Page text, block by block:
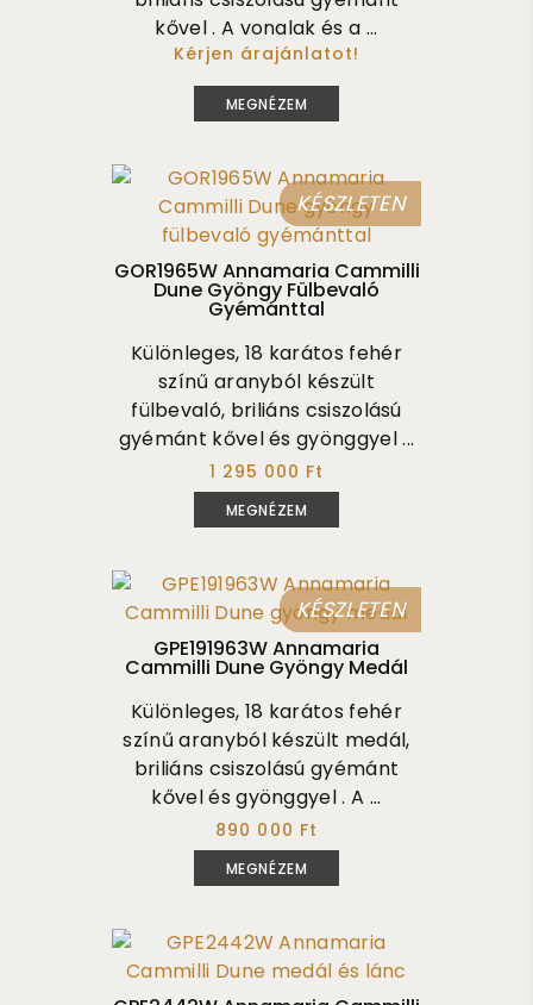
kővel . A vonalak és a ...
Kérjen árajánlatot!
MEGNÉZEM
KÉSZLETEN
GOR1965W Annamaria Cammilli
Dune Gyöngy Fülbevaló
Gyémánttal
Különleges, 18 karátos fehér
színű aranyból készült
fülbevaló, briliáns csiszolású
gyémánt kővel és gyönggyel ...
1 295 000 Ft
MEGNÉZEM
KÉSZLETEN
GPE191963W Annamaria
Cammilli Dune Gyöngy Medál
Különleges, 18 karátos fehér
színű aranyból készült medál,
briliáns csiszolású gyémánt
kővel és gyönggyel . A ...
890 000 Ft
MEGNÉZEM